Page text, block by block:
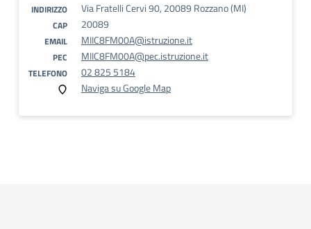
INDIRIZZO Via Fratelli Cervi 90, 20089 Rozzano (MI)
CAP 20089
EMAIL MIIC8FM00A@istruzione.it
PEC MIIC8FM00A@pec.istruzione.it
TELEFONO
02 825 5184
Naviga su Google Map